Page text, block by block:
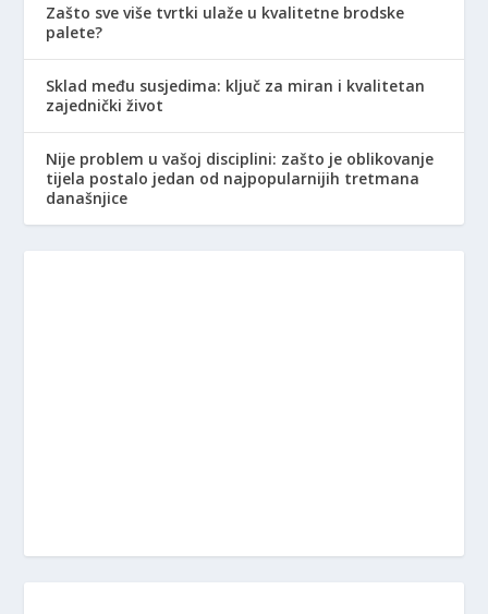
Zašto sve više tvrtki ulaže u kvalitetne brodske
palete?
Sklad među susjedima: ključ za miran i kvalitetan
zajednički život
Nije problem u vašoj disciplini: zašto je oblikovanje
tijela postalo jedan od najpopularnijih tretmana
današnjice